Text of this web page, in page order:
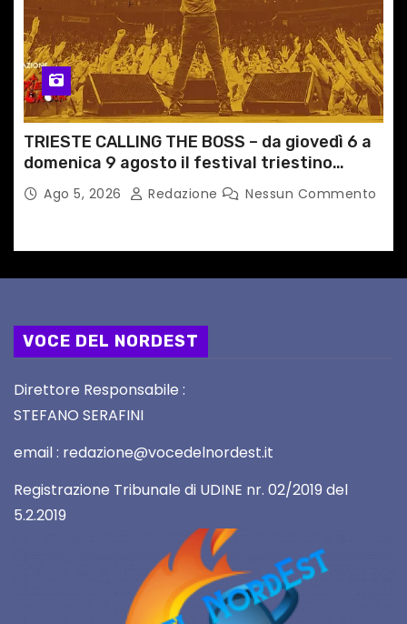
TRIESTE CALLING THE BOSS – da giovedì 6 a
domenica 9 agosto il festival triestino
dedicato a Springsteen
Ago 5, 2026 Redazione Nessun Commento
VOCE DEL NORDEST
Direttore Responsabile :
STEFANO SERAFINI
email : redazione@vocedelnordest.it
Registrazione Tribunale di UDINE nr. 02/2019 del
5.2.2019